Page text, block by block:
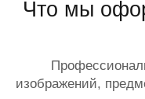
Что мы
изображений,